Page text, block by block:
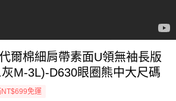
爾棉細肩帶素面U領無袖長版
M-3L)-D630眼圈熊中大尺碼
免運